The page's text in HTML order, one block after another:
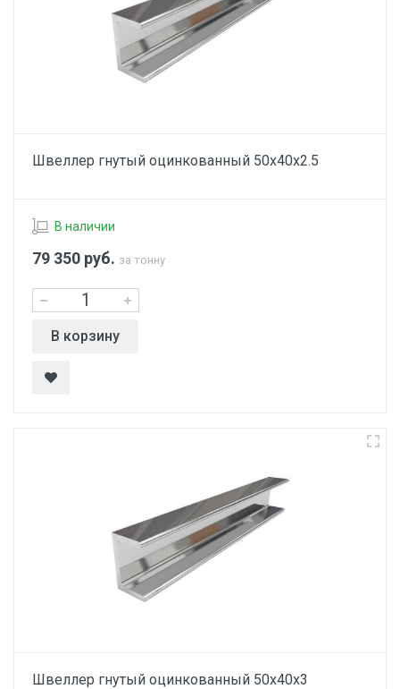
Швеллер гнутый оцинкованный 50х40х2.5
В наличии
79 350 руб. за тонну
В корзину
Швеллер гнутый оцинкованный 50х40х3